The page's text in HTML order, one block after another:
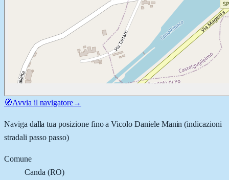
🧭Avvia il navigatore→
Naviga dalla tua posizione fino aVicolo Daniele Manin (indicazioni
stradali passo passo)
Comune
Canda (RO)